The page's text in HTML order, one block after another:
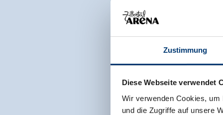
Zustimmung
Diese Webseite verwendet
Wir verwenden Cookies,
und die Zugriffe auf unsere